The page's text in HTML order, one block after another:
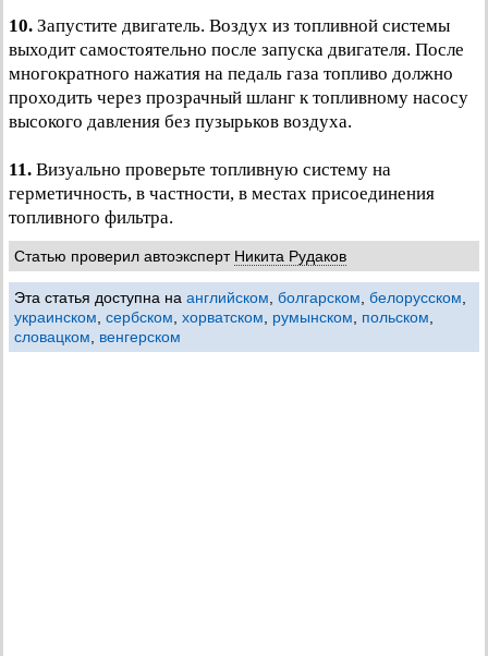
10. Запустите двигатель. Воздух из топливной системы
выходит самостоятельно после запуска двигателя. После
многократного нажатия на педаль газа топливо должно
проходить через прозрачный шланг к топливному насосу
высокого давления без пузырьков воздуха.
11. Визуально проверьте топливную систему на
герметичность, в частности, в местах присоединения
топливного фильтра.
Статью проверил автоэксперт Никита Рудаков
Эта статья доступна на английском болгарском белорусском
украинском сербском хорватском румынском польском
словацком
венгерском